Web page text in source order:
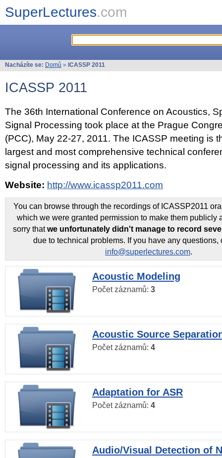
SuperLectures.com
Nacházíte se: Domů » ICASSP 2011
ICASSP 2011
The 36th International Conference on Acoustics,
Signal Processing took place at the Prague
(PCC), May 22-27, 2011. The ICASSP meeting is
largest and most comprehensive technical
signal processing and its applications.
Website: http://www.icassp2011.com
You can browse through the recordings of ICASSP2011
which we were granted permission to make them publicly
sorry thatwe unfortunately didn't manage to record
due to technical problems. If you have any questions,
info@superlectures.com.
Acoustic Modeling
Počet záznamů: 3
Acoustic Source
Počet záznamů: 4
Adaptation for ASR
Počet záznamů: 4
Audio/Visual Detection of